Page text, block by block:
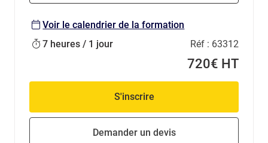
Voir le calendrier de la formation
7 heures / 1 jour
Réf : 63312
720€ HT
S'inscrire
Demander un devis